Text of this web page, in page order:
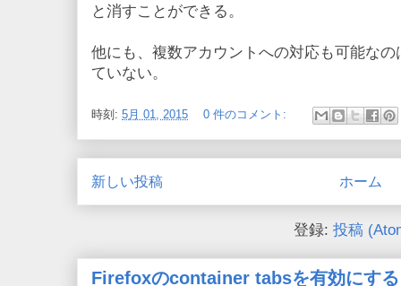
と消すことができる。
他にも、複数アカウントへの対応も可能な
ていない。
時刻: 5月 01, 2015 0 件のコメント:
新しい投稿 ホーム
登録: 投稿
Firefoxのcontainer tabsを有効にする